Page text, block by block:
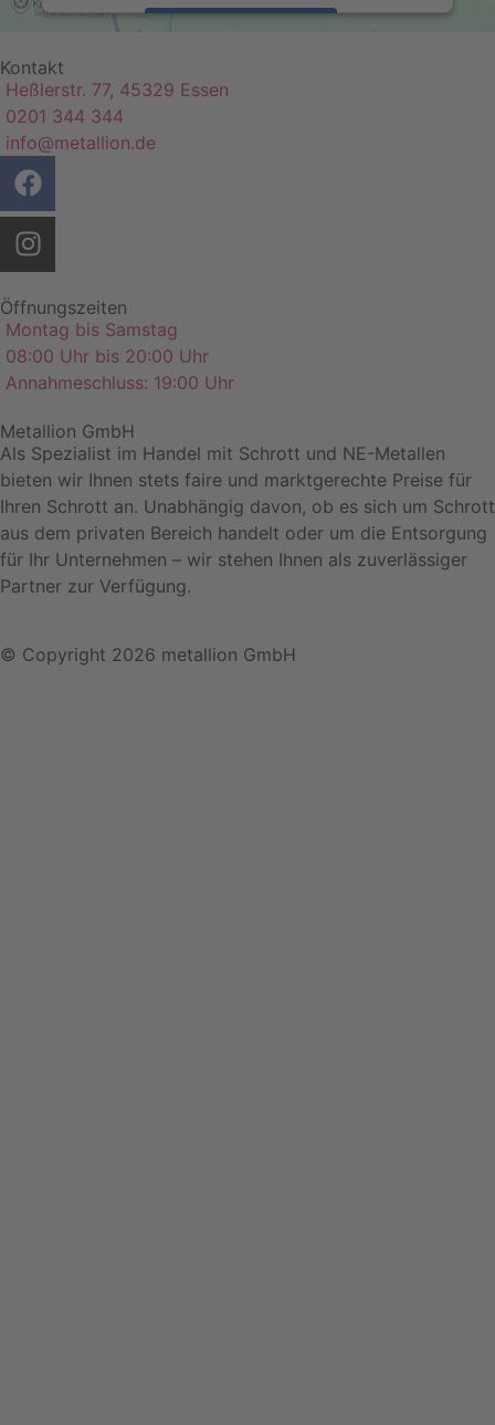
Platform
Kontakt
Heßlerstr. 77, 45329 Essen
0201 344 344
info@metallion.de
Öffnungszeiten
Montag bis Samstag
08:00 Uhr bis 20:00 Uhr
Annahmeschluss: 19:00 Uhr
Metallion GmbH
Als Spezialist im Handel mit Schrott und NE-Metallen
bieten wir Ihnen stets faire und marktgerechte Preise für
Ihren Schrott an. Unabhängig davon, ob es sich um Schrott
aus dem privaten Bereich handelt oder um die Entsorgung
für Ihr Unternehmen – wir stehen Ihnen als zuverlässiger
Partner zur Verfügung.
© Copyright 2026 metallion GmbH